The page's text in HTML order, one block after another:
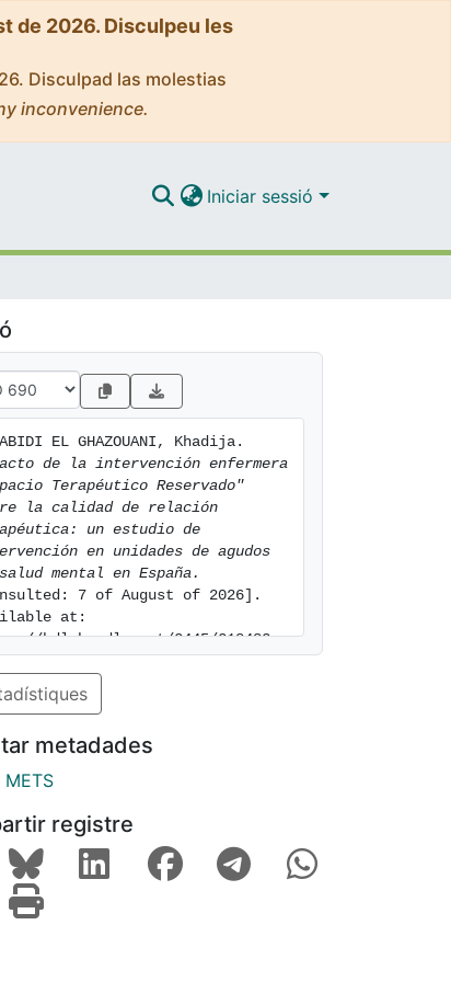
de 2026. Disculpeu les
Disculpad las molestias
inconvenience.
Iniciar sessió
de la intervención enfermera
Terapéutico Reservado"
la calidad de relación
un estudio de
en unidades de agudos
mental en España.
7 of August of 2026].
at:
hdl.handle.net/2445/218482
metadades
METS
registre